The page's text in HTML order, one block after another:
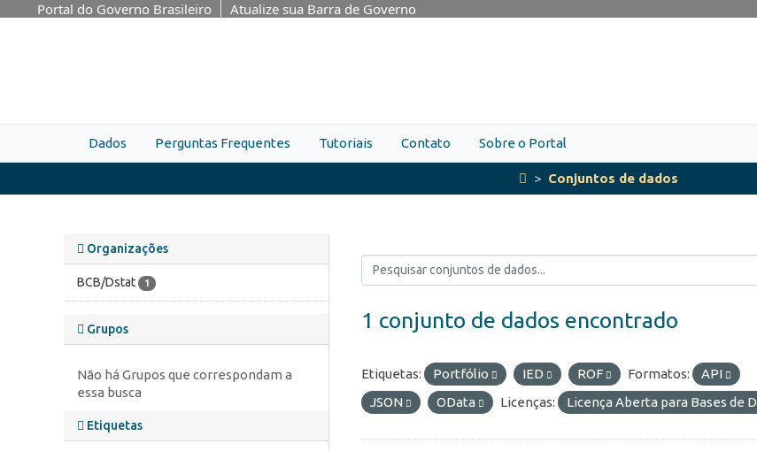
Skip to main content
Portal do Governo Brasileiro Atualize sua Barra de Governo
Dados Perguntas Frequentes Tutoriais Contato Sobre o Portal
Conjuntos de dados
Organizações
BCB/Dstat 1
Grupos
Não há Grupos que correspondam a
essa busca
Etiquetas
1 conjunto de dados encontrado
Etiquetas: Portfólio IED ROF Formatos:
API
JSON
OData Licenças: Licença Aberta para Bases de